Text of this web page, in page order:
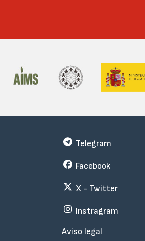
Subfooter
Telegram
Facebook
X - Twitter
Instragram
Aviso legal